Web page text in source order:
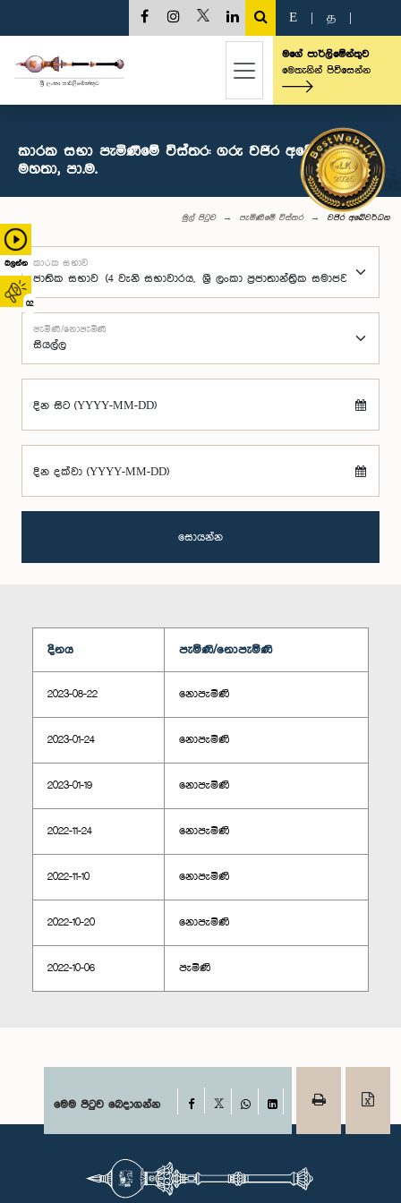
බලන්න
02
E த
මගේ පාර්ලිමේන්තුව
මෙතැනින් පිවිසෙන්න
කාරක සභා පැමිණීමේ විස්තර: ගරු වජිර අබේවර්ධන
මහතා, පා.ම.
මුල් පිටුව පැමිණීමේ විස්තර වජිර අබේවර්ධන
කාරක සභාව
පැමිණි/නොපැමිණි
දින සිට (YYYY-MM-DD)
දින දක්වා (YYYY-MM-DD)
සොයන්න
දිනය පැමිණි/නොපැමිණි
2023-08-22 නොපැමිණි
2023-01-24 නොපැමිණි
2023-01-19 නොපැමිණි
2022-11-24 නොපැමිණි
2022-11-10 නොපැමිණි
2022-10-20 නොපැමිණි
2022-10-06 පැමිණි
මෙම පිටුව බෙදාගන්න Facebook
WhatsAppLinkedIn